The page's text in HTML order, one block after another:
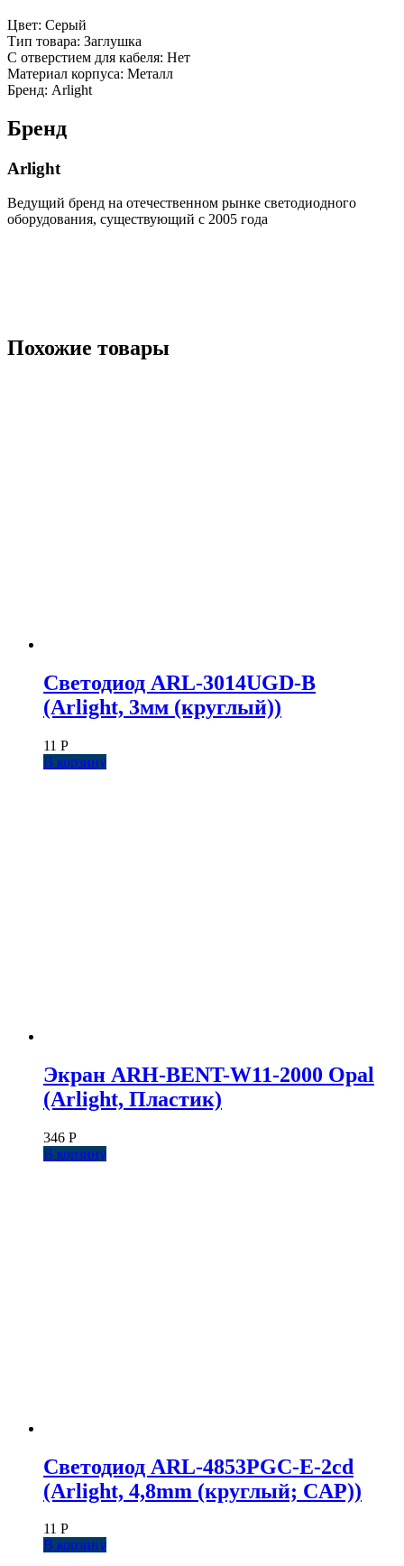
Цвет: Серый
Тип товара: Заглушка
С отверстием для кабеля: Нет
Материал корпуса: Металл
Бренд: Arlight
Бренд
Arlight
Ведущий бренд на отечественном рынке светодиодного
оборудования, существующий с 2005 года
Похожие товары
Светодиод ARL-3014UGD-B
(Arlight, 3мм (круглый))
11 Р
В корзину
Экран ARH-BENT-W11-2000 Opal
(Arlight, Пластик)
346 Р
В корзину
Светодиод ARL-4853PGC-E-2cd
(Arlight, 4,8mm (круглый; CAP))
11 Р
В корзину